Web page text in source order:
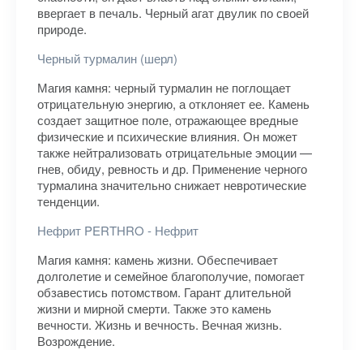
ввергает в печаль. Черный агат двулик по своей
природе.
Черный турмалин (шерл)
Магия камня: черный турмалин не поглощает
отрицательную энергию, а отклоняет ее. Камень
создает защитное поле, отражающее вредные
физические и психические влияния. Он может
также нейтрализовать отрицательные эмоции —
гнев, обиду, ревность и др. Применение черного
турмалина значительно снижает невротические
тенденции.
Нефрит PERTHRO - Нефрит
Магия камня: камень жизни. Обеспечивает
долголетие и семейное благополучие, помогает
обзавестись потомством. Гарант длительной
жизни и мирной смерти. Также это камень
вечности. Жизнь и вечность. Вечная жизнь.
Возрождение.